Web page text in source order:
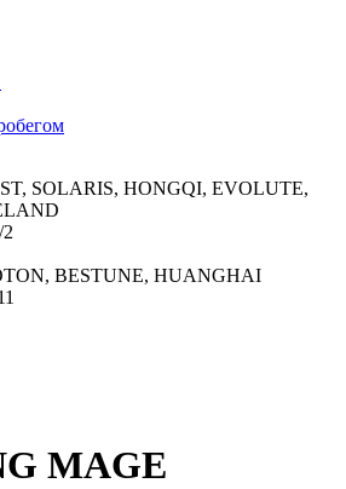
SOLARIS, HONGQI, EVOLUTE,
BESTUNE, HUANGHAI
MAGE